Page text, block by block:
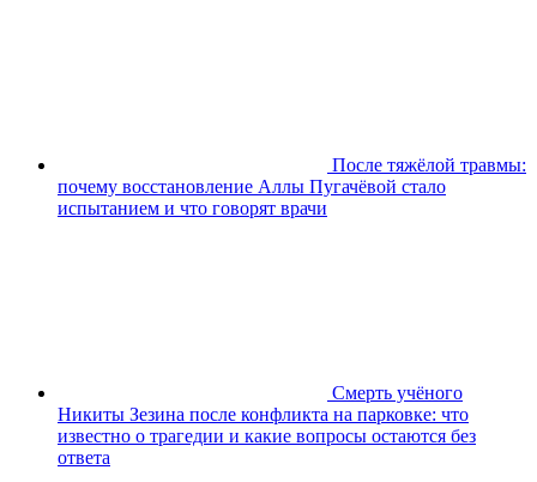
После тяжёлой травмы:
почему восстановление Аллы Пугачёвой стало
испытанием и что говорят врачи
Смерть учёного
Никиты Зезина после конфликта на парковке: что
известно о трагедии и какие вопросы остаются без
ответа